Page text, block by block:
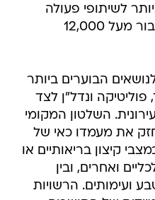
לשיתופי פעולה
בשלטון המקומי בישראל, עבור מעל 12,000
הבוערים ביותר
פוליטיקה ונדל"ן לצד
השלטון המקומי
את מעמדו כאי של
קיצון בריאותיים או
ואחרים, ובין
ועימותים. הרשויות